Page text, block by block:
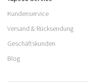
Kundenservice
Versand & Rücksendung
Geschäftskunden
Blog